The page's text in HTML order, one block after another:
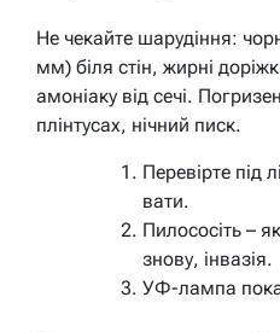
Не чекайте шарудіння:
мм) біля стін, жирні
амоніаку від сечі.
плінтусах, нічний писк.
Перевірте під
вати.
Пилососіть –
знову, інвазія.
УФ-лампа